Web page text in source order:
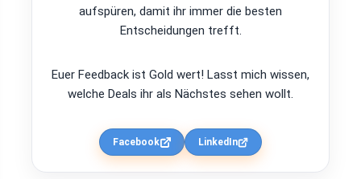
aufspüren, damit ihr immer die besten
Entscheidungen trefft.
Euer Feedback ist Gold wert! Lasst mich wissen,
welche Deals ihr als Nächstes sehen wollt.
Facebook LinkedIn